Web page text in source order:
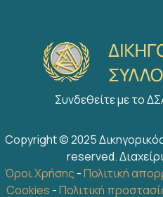
Συνδεθείτε με το
Copyright © 2025
reserved.
Όροι Χρήσης -Πολιτική
Cookies -Πολιτική